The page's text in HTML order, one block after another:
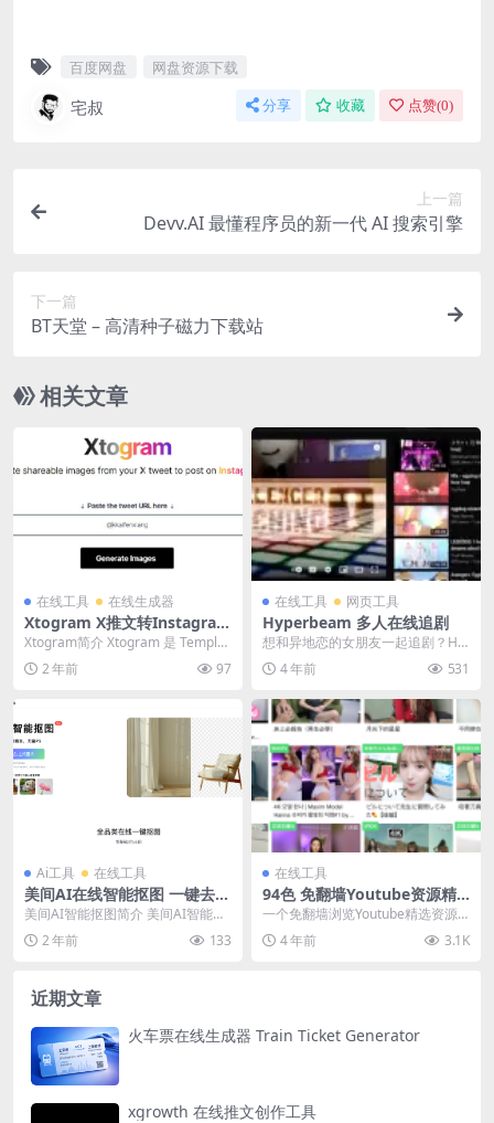
百度网盘 网盘资源下载
宅叔 分享 收藏 点赞(0)
上一篇
Devv.AI 最懂程序员的新一代 AI 搜索引擎
下一篇
BT天堂 – 高清种子磁力下载站
相关文章
在线工具 在线生成器
Xtogram X推文转Instagram
图片
Xtogram简介 Xtogram 是 Templat
ed.io 提供的一款免费...
2 年前 97
在线工具 网页工具
Hyperbeam 多人在线追剧
想和异地恋的女朋友一起追剧？Hy
perbeam 多人在线追剧 。支持几
乎所有网页...
4 年前 531
Ai工具 在线工具
美间AI在线智能抠图 一键去除
背景
美间AI智能抠图简介 美间AI智能抠
图工具是一款高效、易用的在线抠
图软件，通过三...
2 年前 133
在线工具
94色 免翻墙Youtube资源精
选站
一个免翻墙浏览Youtube精选资源
的站点，汇集了Youtube上一些比
较热门的...
4 年前 3.1K
近期文章
火车票在线生成器 Train Ticket Generator
xgrowth 在线推文创作工具